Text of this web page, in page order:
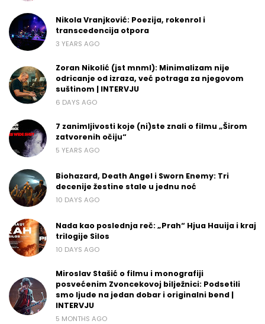
Nikola Vranjković: Poezija, rokenrol i
transcedencija otpora
3 YEARS AGO
Zoran Nikolić (jst mnml): Minimalizam nije
odricanje od izraza, već potraga za njegovom
suštinom | INTERVJU
6 DAYS AGO
7 zanimljivosti koje (ni)ste znali o filmu „Širom
zatvorenih očiju“
5 YEARS AGO
Biohazard, Death Angel i Sworn Enemy: Tri
decenije žestine stale u jednu noć
10 DAYS AGO
Nada kao poslednja reč: „Prah“ Hjua Hauija i kraj
trilogije Silos
10 DAYS AGO
Miroslav Stašić o filmu i monografiji
posvećenim Zvoncekovoj bilježnici: Podsetili
smo ljude na jedan dobar i originalni bend |
INTERVJU
5 MONTHS AGO